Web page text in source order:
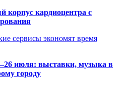
корпус кардиоцентра с
сервисы экономят время
июля: выставки, музыка в
городу